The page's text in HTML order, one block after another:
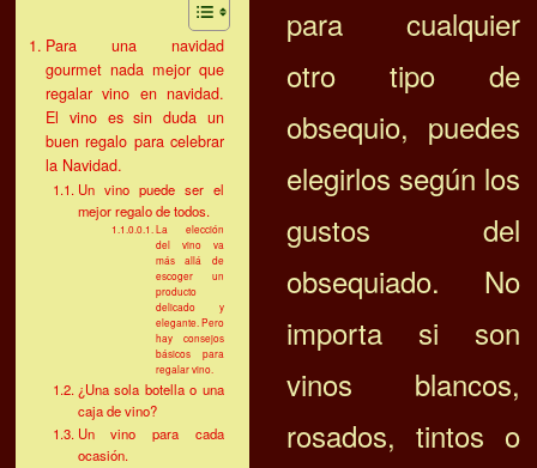
Para una navidad
gourmet nada mejor que
regalar vino en navidad.
El vino es sin duda un
buen regalo para celebrar
la Navidad.
Un vino puede ser el
mejor regalo de todos.
La elección
del vino va
más allá de
escoger un
producto
delicado y
elegante. Pero
hay consejos
básicos para
regalar vino.
¿Una sola botella o una
caja de vino?
Un vino para cada
ocasión.
para cualquier
otro tipo de
obsequio, puedes
elegirlos según los
gustos del
obsequiado. No
importa si son
vinos blancos,
rosados, tintos o